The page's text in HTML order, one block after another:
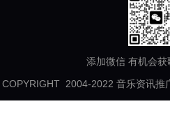
添加微信 有机会
COPYRIGHT 2004-2022 音乐资讯推